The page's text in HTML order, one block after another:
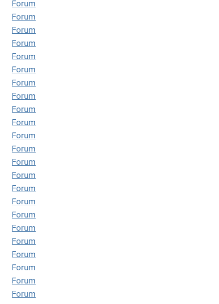
Forum
Forum
Forum
Forum
Forum
Forum
Forum
Forum
Forum
Forum
Forum
Forum
Forum
Forum
Forum
Forum
Forum
Forum
Forum
Forum
Forum
Forum
Forum